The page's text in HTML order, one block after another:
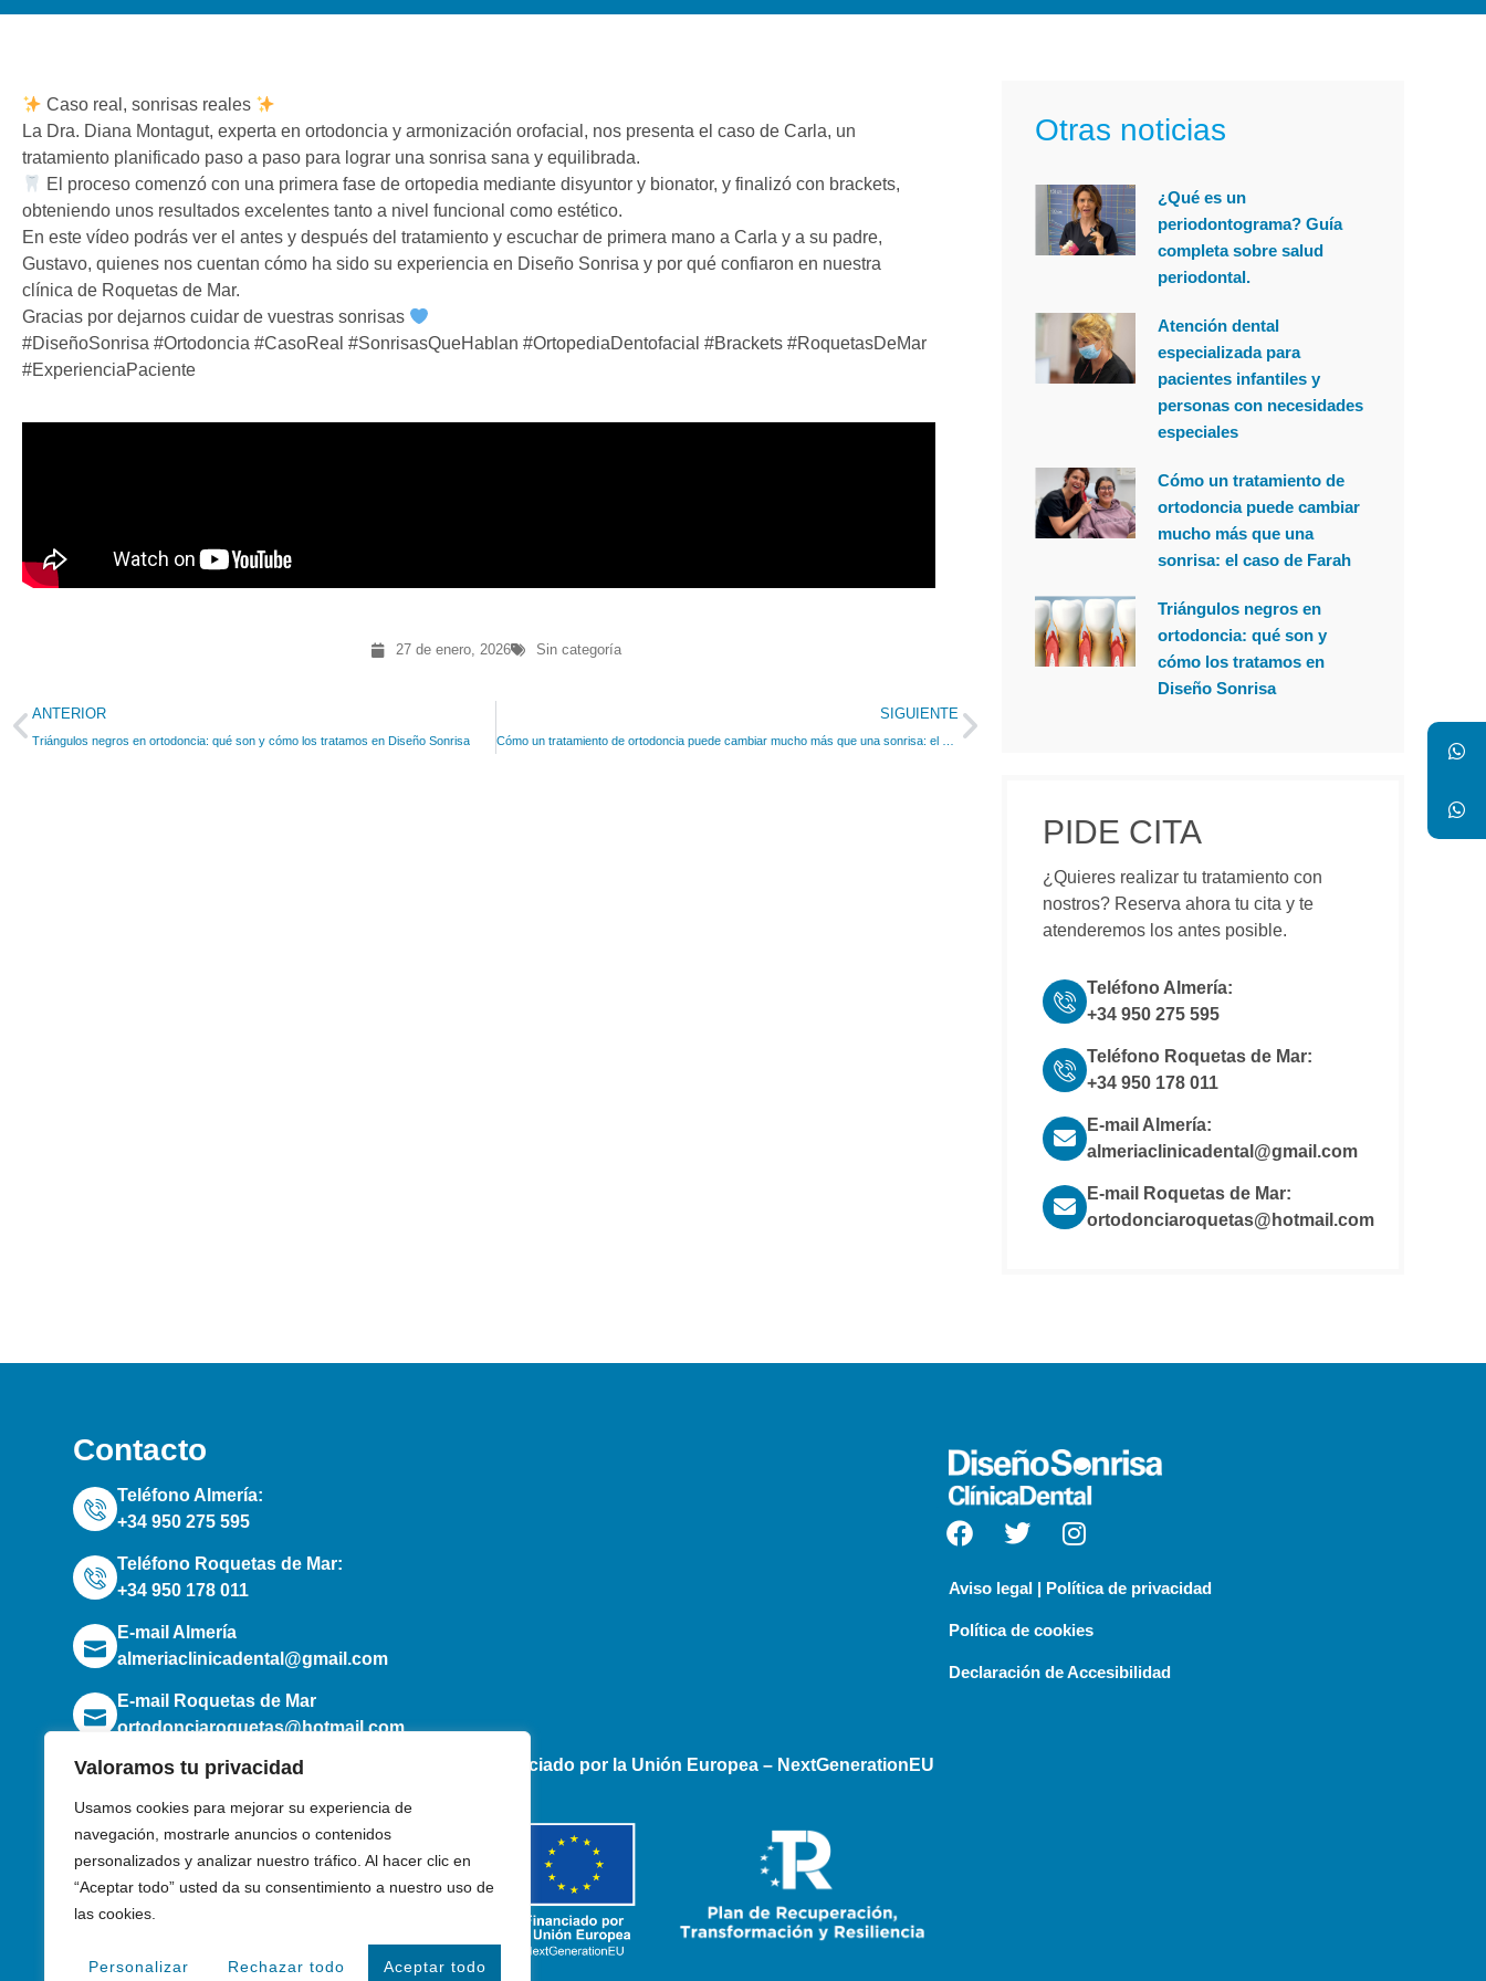
Valoramos tu privacidad
Usamos cookies para mejorar su experiencia de
navegación, mostrarle anuncios o contenidos
personalizados y analizar nuestro tráfico. Al hacer clic en
“Aceptar todo” usted da su consentimiento a nuestro uso de
las cookies.
Personalizar Rechazar todo Aceptar todo
Caso real, sonrisas reales
La Dra. Diana Montagut, experta en ortodoncia y armonización orofacial, nos presenta el caso de Carla, un
tratamiento planificado paso a paso para lograr una sonrisa sana y equilibrada.
El proceso comenzó con una primera fase de ortopedia mediante disyuntor y bionator, y finalizó con brackets,
obteniendo unos resultados excelentes tanto a nivel funcional como estético.
En este vídeo podrás ver el antes y después del tratamiento y escuchar de primera mano a Carla y a su padre,
Gustavo, quienes nos cuentan cómo ha sido su experiencia en Diseño Sonrisa y por qué confiaron en nuestra
clínica de Roquetas de Mar.
Gracias por dejarnos cuidar de vuestras sonrisas
#DiseñoSonrisa #Ortodoncia #CasoReal #SonrisasQueHablan #OrtopediaDentofacial #Brackets #RoquetasDeMar
#ExperienciaPaciente
27 de enero, 2026 Sin categoría
ANTERIOR
Triángulos negros en ortodoncia: qué son y cómo los tratamos en Diseño Sonrisa
SIGUIENTE
Otras noticias
¿Qué es un
periodontograma? Guía
completa sobre salud
periodontal.
Atención dental
especializada para
pacientes infantiles y
personas con necesidades
especiales
Cómo un tratamiento de
ortodoncia puede cambiar
mucho más que una
sonrisa: el caso de Farah
Triángulos negros en
ortodoncia: qué son y
cómo los tratamos en
Diseño Sonrisa
PIDE CITA
¿Quieres realizar tu tratamiento con
nostros? Reserva ahora tu cita y te
atenderemos los antes posible.
Teléfono Almería:
+34 950 275 595
Teléfono Roquetas de Mar:
+34 950 178 011
E-mail Almería:
almeriaclinicadental@gmail.com
E-mail Roquetas de Mar:
ortodonciaroquetas@hotmail.com
Contacto
Teléfono Almería:
+34 950 275 595
Teléfono Roquetas de Mar:
+34 950 178 011
E-mail Almería
almeriaclinicadental@gmail.com
E-mail Roquetas de Mar
ortodonciaroquetas@hotmail.com
Aviso legal | Política de privacidad
Política de cookies
Declaración de Accesibilidad
Financiado por la Unión Europea – NextGenerationEU